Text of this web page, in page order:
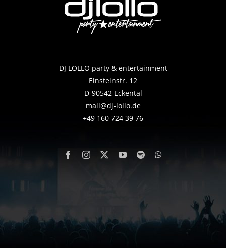
DJ LOLLO party & entertainment
Einsteinstr. 12
D-90542 Eckental
mail@dj-lollo.de
+49 160 724 39 76